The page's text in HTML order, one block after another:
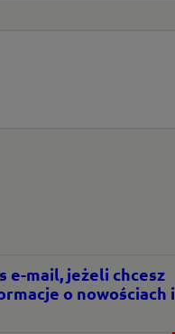
e-mail, jeżeli chcesz
o nowościach i